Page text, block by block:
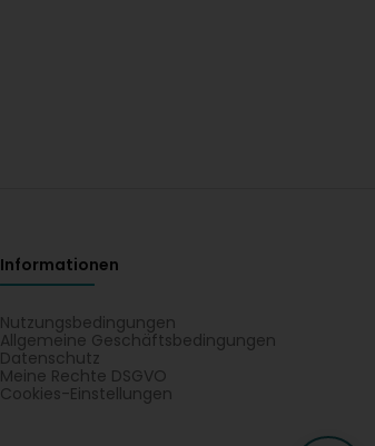
Informationen
Nutzungsbedingungen
Allgemeine Geschäftsbedingungen
Datenschutz
Meine Rechte DSGVO
Cookies-Einstellungen